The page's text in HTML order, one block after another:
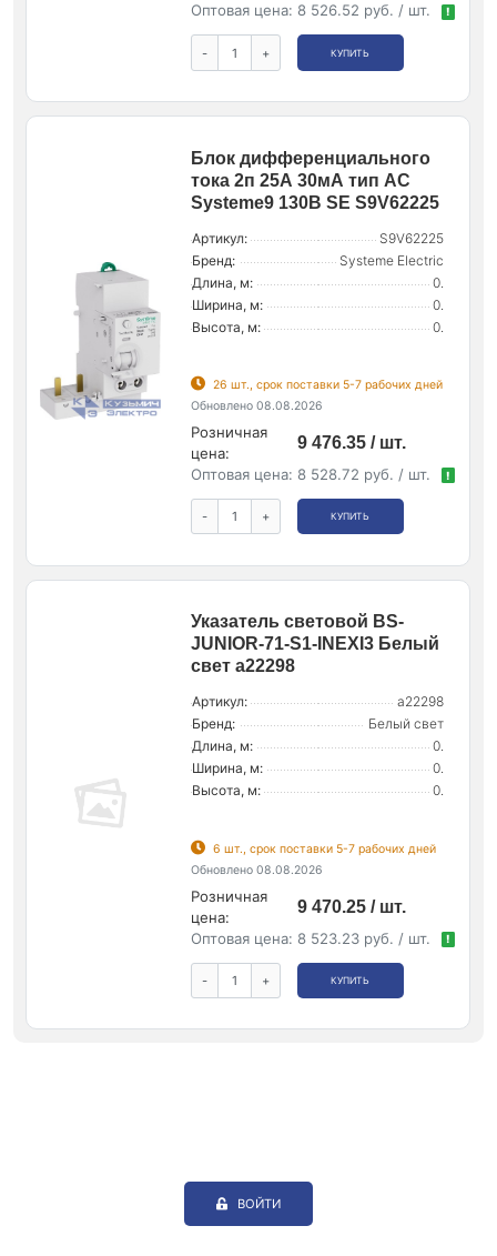
Оптовая цена: 8 526.52 руб. / шт. !
- + КУПИТЬ
Блок дифференциального
тока 2п 25А 30мА тип AC
Systeme9 130В SE S9V62225
Артикул:
S9V62225
Бренд:
Systeme Electric
Длина, м:
0.
Ширина, м:
0.
Высота, м:
0.
26 шт., срок поставки 5-7 рабочих дней
Обновлено 08.08.2026
Розничная
цена:
9 476.35 / шт.
Оптовая цена: 8 528.72 руб. / шт. !
- + КУПИТЬ
Указатель световой BS-
JUNIOR-71-S1-INEXI3 Белый
свет a22298
Артикул:
a22298
Бренд:
Белый свет
Длина, м:
0.
Ширина, м:
0.
Высота, м:
0.
6 шт., срок поставки 5-7 рабочих дней
Обновлено 08.08.2026
Розничная
цена:
9 470.25 / шт.
Оптовая цена: 8 523.23 руб. / шт. !
- + КУПИТЬ
ВОЙТИ